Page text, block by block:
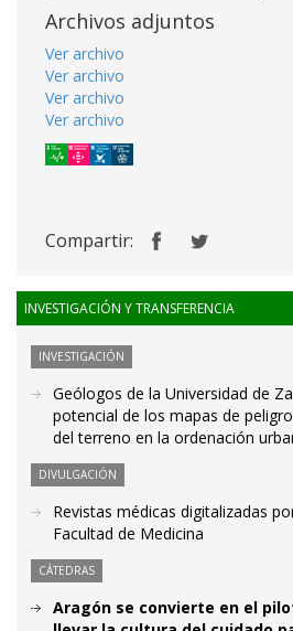
Archivos adjuntos
Ver archivo
Ver archivo
Ver archivo
Ver archivo
Compartir:
INVESTIGACIÓN Y TRANSFERENCIA
INVESTIGACIÓN
Geólogos de la Universidad de
potencial de los mapas de
del terreno en la ordenación
DIVULGACIÓN
Revistas médicas digitalizadas
Facultad de Medicina
CÁTEDRAS
Aragón se convierte en el